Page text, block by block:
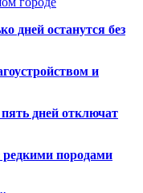
дней останутся без
и
дней отключат
редкими породами